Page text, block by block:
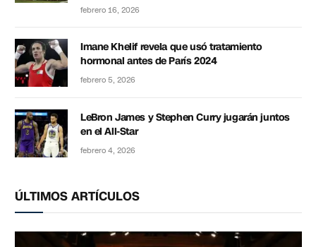
febrero 16, 2026
Imane Khelif revela que usó tratamiento
hormonal antes de París 2024
febrero 5, 2026
LeBron James y Stephen Curry jugarán juntos
en el All-Star
febrero 4, 2026
ÚLTIMOS ARTÍCULOS